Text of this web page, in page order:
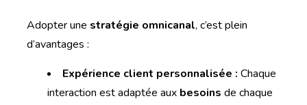
Adopter une stratégie omnicanal, c’est plein
d’avantages :
Expérience client personnalisée : Chaque
interaction est adaptée aux besoins de chaque